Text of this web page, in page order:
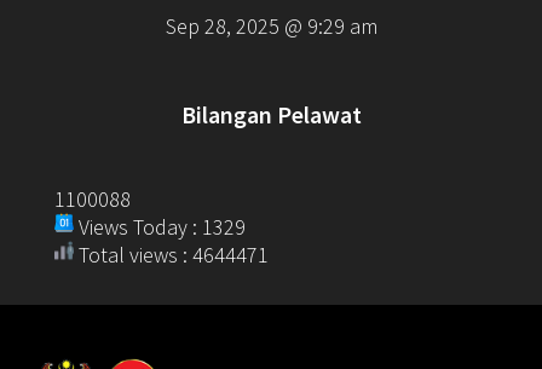
Sep 28, 2025 @ 9:29 am
Bilangan Pelawat
1100088
Views Today : 1329
Total views : 4644471